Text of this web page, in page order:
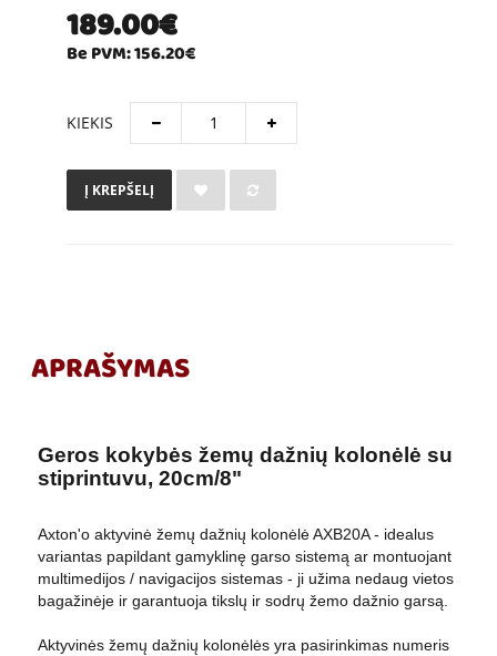
189.00€
Be PVM: 156.20€
KIEKIS
Į KREPŠELĮ
APRAŠYMAS
Geros kokybės žemų dažnių kolonėlė su
stiprintuvu, 20cm/8"
Axton'o aktyvinė žemų dažnių kolonėlė AXB20A - idealus
variantas papildant gamyklinę garso sistemą ar montuojant
multimedijos / navigacijos sistemas - ji užima nedaug vietos
bagažinėje ir garantuoja tikslų ir sodrų žemo dažnio garsą.
Aktyvinės žemų dažnių kolonėlės yra pasirinkimas numeris